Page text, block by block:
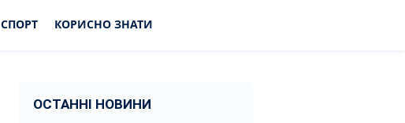
СПОРТ КОРИСНО ЗНАТИ
ОСТАННІ НОВИНИ